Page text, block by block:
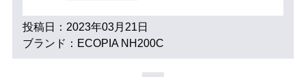
投稿日：2023年03月21日
ブランド：ECOPIA NH200C